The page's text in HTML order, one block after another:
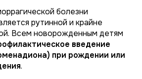
болезни
рутинной и крайне
Всем новорожденным детям
введение
при рождении или
.